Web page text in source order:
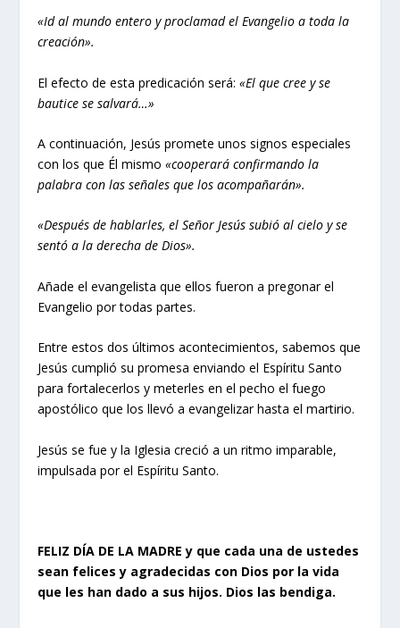
«Id al mundo entero y proclamad el Evangelio a toda la
creación».
El efecto de esta predicación será:«El que cree y se
bautice se salvará…»
A continuación, Jesús promete unos signos especiales
con los que Él mismo«cooperará confirmando la
palabra con las señales que los acompañarán».
«Después de hablarles, el Señor Jesús subió al cielo y se
sentó a la derecha de Dios».
Añade el evangelista que ellos fueron a pregonar el
Evangelio por todas partes.
Entre estos dos últimos acontecimientos, sabemos que
Jesús cumplió su promesa enviando el Espíritu Santo
para fortalecerlos y meterles en el pecho el fuego
apostólico que los llevó a evangelizar hasta el martirio.
Jesús se fue y la Iglesia creció a un ritmo imparable,
impulsada por el Espíritu Santo.
FELIZ DÍA DE LA MADRE y que cada una de ustedes
sean felices y agradecidas con Dios por la vida
que les han dado a sus hijos. Dios las bendiga.